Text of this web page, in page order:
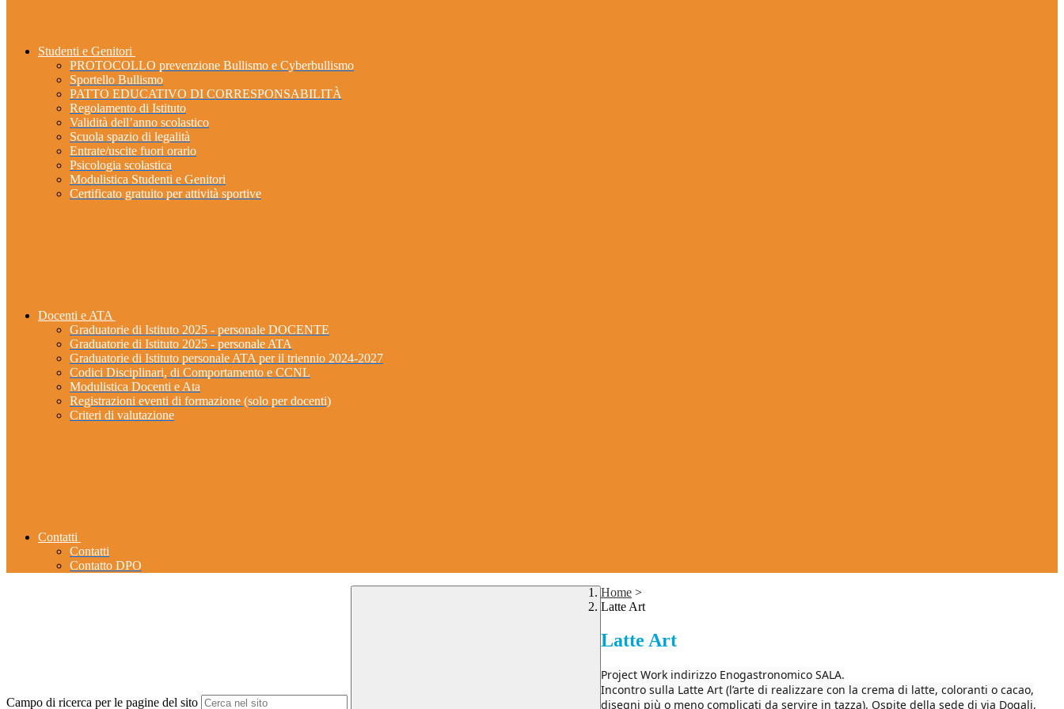
Studenti e Genitori
PROTOCOLLO prevenzione Bullismo e Cyberbullismo
Sportello Bullismo
PATTO EDUCATIVO DI CORRESPONSABILITÀ
Regolamento di Istituto
Validità dell’anno scolastico
Scuola spazio di legalità
Entrate/uscite fuori orario
Psicologia scolastica
Modulistica Studenti e Genitori
Certificato gratuito per attività sportive
Docenti e ATA
Graduatorie di Istituto 2025 - personale DOCENTE
Graduatorie di Istituto 2025 - personale ATA
Graduatorie di Istituto personale ATA per il triennio 2024-2027
Codici Disciplinari, di Comportamento e CCNL
Modulistica Docenti e Ata
Registrazioni eventi di formazione (solo per docenti)
Criteri di valutazione
Contatti
Contatti
Contatto DPO
Campo di ricerca per le pagine del sito
Home >
Latte Art
Latte Art
Project Work indirizzo Enogastronomico SALA.
Incontro sulla Latte Art (l’arte di realizzare con la crema di latte, coloranti o cacao,
disegni più o meno complicati da servire in tazza). Ospite della sede di via Dogali,